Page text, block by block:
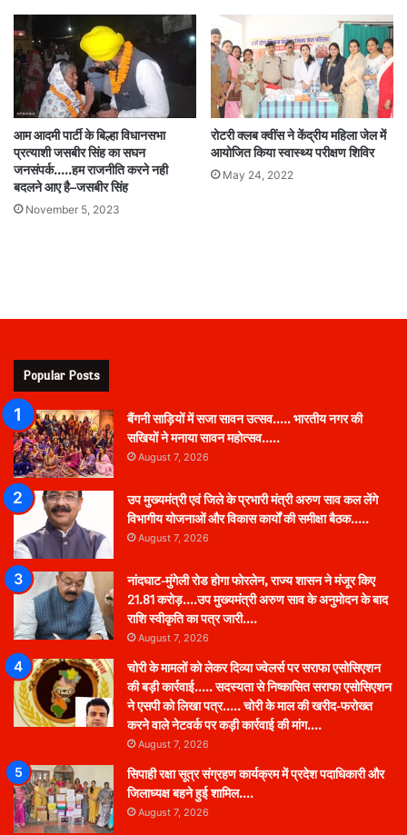
आम आदमी पार्टी के बिल्हा विधानसभा
प्रत्याशी जसबीर सिंह का सघन
जनसंपर्क…..हम राजनीति करने नही
बदलने आए है–जसबीर सिंह
November 5, 2023
रोटरी क्लब क्वींस ने केंद्रीय महिला जेल में
आयोजित किया स्वास्थ्य परीक्षण शिविर
May 24, 2022
Popular Posts
बैंगनी साड़ियों में सजा सावन उत्सव….. भारतीय नगर की
सखियों ने मनाया सावन महोत्सव…..
August 7, 2026
उप मुख्यमंत्री एवं जिले के प्रभारी मंत्री अरुण साव कल लेंगे
विभागीय योजनाओं और विकास कार्यों की समीक्षा बैठक…..
August 7, 2026
नांदघाट-मुंगेली रोड होगा फोरलेन, राज्य शासन ने मंजूर किए
21.81 करोड़….उप मुख्यमंत्री अरुण साव के अनुमोदन के बाद
राशि स्वीकृति का पत्र जारी….
August 7, 2026
चोरी के मामलों को लेकर दिव्या ज्वेलर्स पर सराफा एसोसिएशन
की बड़ी कार्रवाई….. सदस्यता से निष्कासित सराफा एसोसिएशन
ने एसपी को लिखा पत्र….. चोरी के माल की खरीद-फरोख्त
करने वाले नेटवर्क पर कड़ी कार्रवाई की मांग….
August 7, 2026
सिपाही रक्षा सूत्र संग्रहण कार्यक्रम में प्रदेश पदाधिकारी और
जिलाध्यक्ष बहने हुई शामिल….
August 7, 2026